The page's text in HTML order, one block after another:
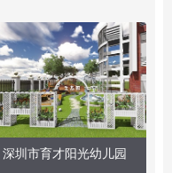
深圳市育才阳光幼儿园